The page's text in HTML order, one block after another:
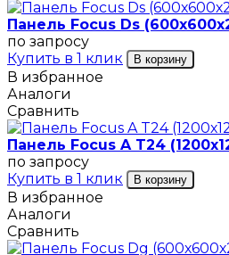
Панель Focus Ds
по запросу
Купить в 1 клик
В корзину
В избранное
Аналоги
Сравнить
Панель Focus A T24
по запросу
Купить в 1 клик
В корзину
В избранное
Аналоги
Сравнить